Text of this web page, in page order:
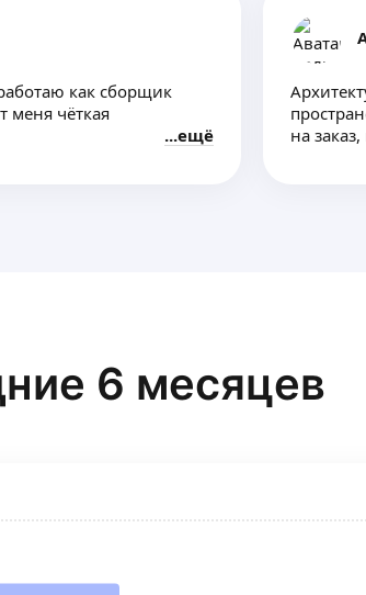
как сборщик
меня чëткая
ещё
на
6 месяцев